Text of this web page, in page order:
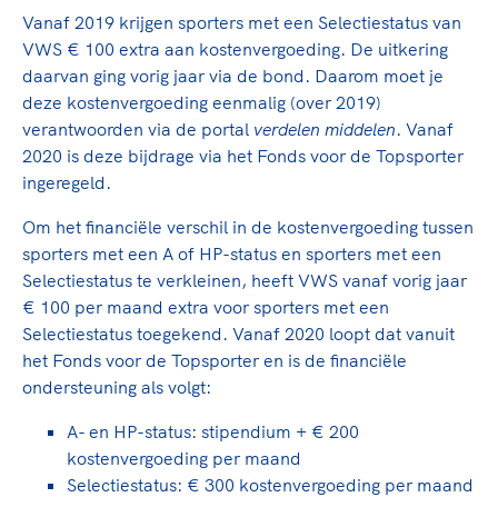
Sportonderzoek
Sportakkoord II
Game Changer
TeamNL kids
Olympische geschiedenis
Nieuwspagina
Columns
Sport gaat niet vanzelf
Veilige en integere sport
Diversiteit en inclusie
Gezonde sportomgeving
Duurzaamheid
Bekwaam sportkader
Sportmatch
Clubacties
Handboek Wet- en Regelgeving
Opleidingen en trainingen
High5 Stappenplan
TeamNL Academie Kalender
Kennisaanbod TeamNL Experts
TeamNL Sport Science Centre
Olympische Spelen LA28
Paralympische Spelen LA28
Europese Spelen Istanbul 2027
Maatschappelijke waarde topsport
Top teamsportcompetities
Vanaf 2019 krijgen sporters met een Selectiestatus van
VWS € 100 extra aan kostenvergoeding. De uitkering
daarvan ging vorig jaar via de bond. Daarom moet je
deze kostenvergoeding eenmalig (over 2019)
verantwoorden via de portal verdelen middelen. Vanaf
2020 is deze bijdrage via het Fonds voor de Topsporter
ingeregeld.
Om het financiële verschil in de kostenvergoeding tussen
sporters met een A of HP-status en sporters met een
Selectiestatus te verkleinen, heeft VWS vanaf vorig jaar
€ 100 per maand extra voor sporters met een
Selectiestatus toegekend. Vanaf 2020 loopt dat vanuit
het Fonds voor de Topsporter en is de financiële
ondersteuning als volgt:
A- en HP-status: stipendium + € 200
kostenvergoeding per maand
Selectiestatus: € 300 kostenvergoeding per maand